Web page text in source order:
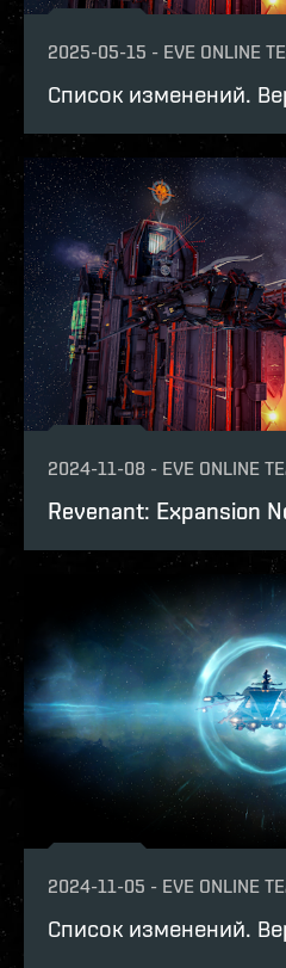
2025-05-15 - EVE ONLINE
Список изменений.
2024-11-08 - EVE ONLINE
Revenant: Expansion
2024-11-05 - EVE ONLINE
Список изменений.